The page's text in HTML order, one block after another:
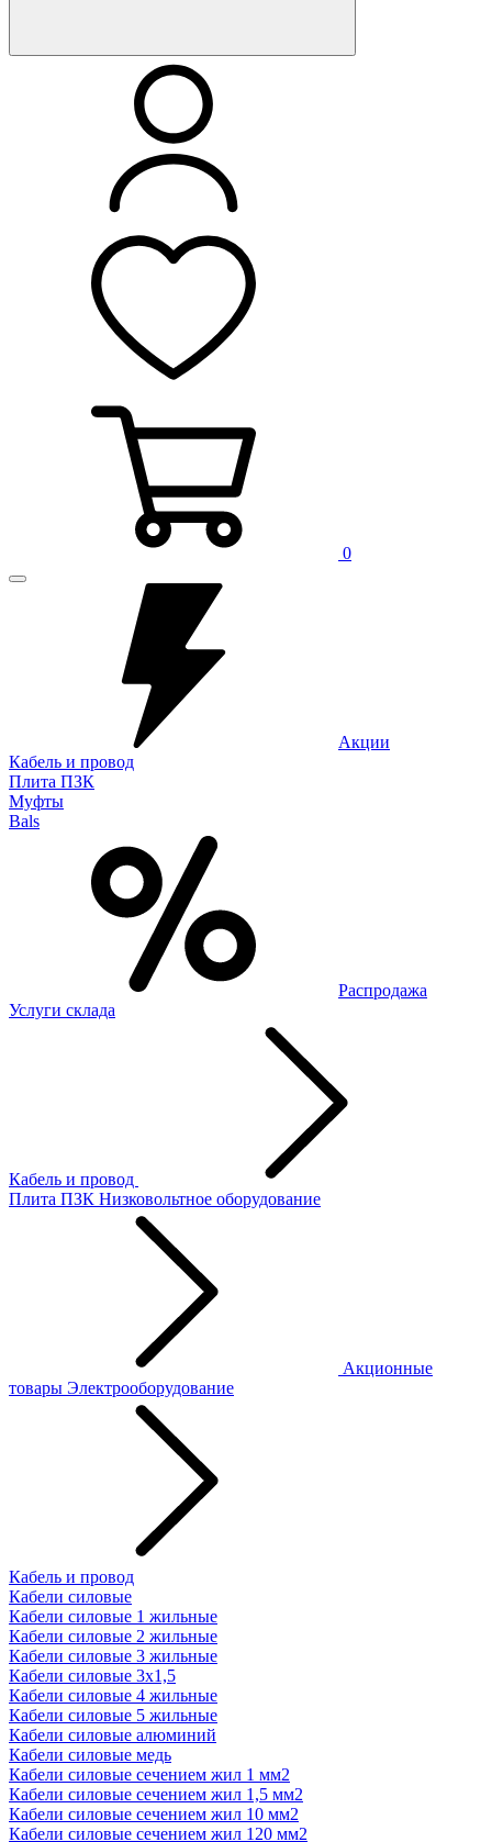
0
Акции
Кабель и провод
Плита ПЗК
Муфты
Bals
Распродажа
Услуги склада
Кабель и провод
Плита ПЗК Низковольтное оборудование
Акционные
товары Электрооборудование
Кабель и провод
Кабели силовые
Кабели силовые 1 жильные
Кабели силовые 2 жильные
Кабели силовые 3 жильные
Кабели силовые 3х1,5
Кабели силовые 4 жильные
Кабели силовые 5 жильные
Кабели силовые алюминий
Кабели силовые медь
Кабели силовые сечением жил 1 мм2
Кабели силовые сечением жил 1,5 мм2
Кабели силовые сечением жил 10 мм2
Кабели силовые сечением жил 120 мм2